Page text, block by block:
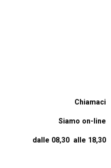
Chiamaci
Siamo on-line
dalle 08,30 alle 18,30